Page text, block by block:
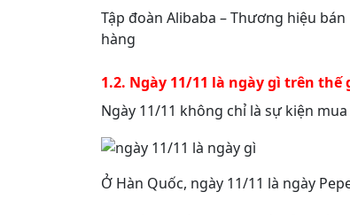
Tập đoàn Alibaba – Thương hiệu
hàng
1.2. Ngày 11/11 là ngày gì trên thế
Ngày 11/11 không chỉ là sự kiện
Ở Hàn Quốc, ngày 11/11 là ngày